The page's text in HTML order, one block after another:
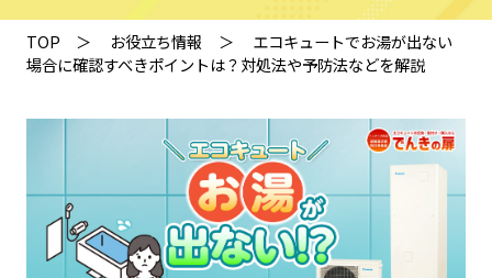
TOP お役立ち情報
エコキュートでお湯が出ない
場合に確認すべきポイントは？対処法や予防法などを解説